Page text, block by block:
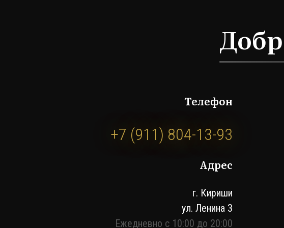
Телефон
+7 (911) 804-13-93
Адрес
г. Кириши
ул. Ленина 3
Ежедневно с 10:00 до 20:00